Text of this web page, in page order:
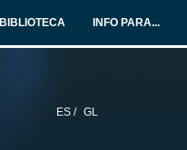
BIBLIOTECA INFO PARA...
ES / GL